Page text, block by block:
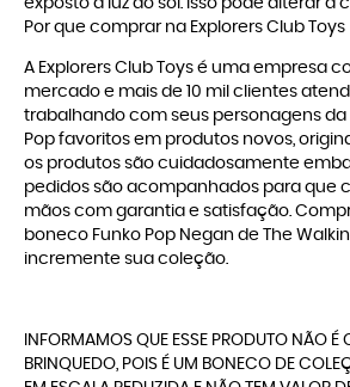
exposto à luz do sol. Isso pode alterar a
Por que comprar na Explorers Club Toys
A Explorers Club Toys é uma empresa
mercado e mais de 10 mil clientes
trabalhando com seus personagens da
Pop favoritos em produtos novos,
os produtos são cuidadosamente
pedidos são acompanhados para que
mãos com garantia e satisfação.
boneco Funko Pop Negan de The
incremente sua coleção.
INFORMAMOS QUE ESSE PRODUTO NÃO É
BRINQUEDO, POIS É UM BONECO DE